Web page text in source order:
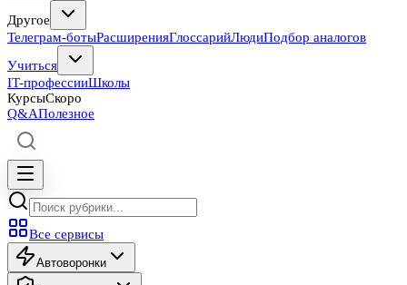
Другое
Телеграм-ботыРасширенияГлоссарийЛюдиПодбор аналогов
Учиться
IT-профессииШколы
КурсыСкоро
Q&AПолезное
Все сервисы
Автоворонки